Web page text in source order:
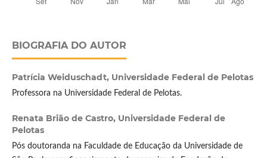
BIOGRAFIA DO AUTOR
Patrícia Weiduschadt, Universidade Federal de Pelotas
Professora na Universidade Federal de Pelotas.
Renata Brião de Castro, Universidade Federal de
Pelotas
Pós doutoranda na Faculdade de Educação da Universidade de